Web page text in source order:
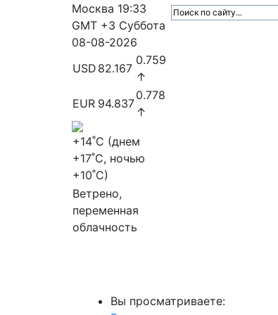
Москва 19:33
GMT +3 Суббота
08-08-2026
USD 82.167
0.759
↑
EUR 94.837
0.778
↑
+14˚C (днем
+17˚C, ночью
+10˚C)
Ветрено,
переменная
облачность
Вы просматриваете: